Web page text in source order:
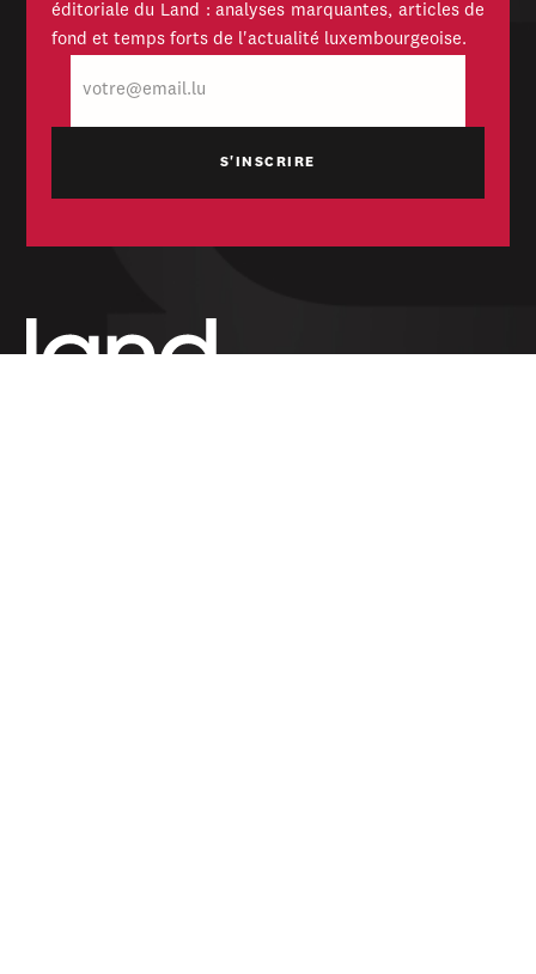
éditoriale du Land : analyses marquantes, articles de
fond et temps forts de l'actualité luxembourgeoise.
mail